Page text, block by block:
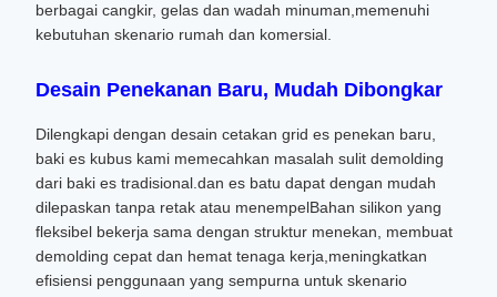
berbagai cangkir, gelas dan wadah minuman,memenuhi
kebutuhan skenario rumah dan komersial.
Desain Penekanan Baru, Mudah Dibongkar
Dilengkapi dengan desain cetakan grid es penekan baru,
baki es kubus kami memecahkan masalah sulit demolding
dari baki es tradisional.dan es batu dapat dengan mudah
dilepaskan tanpa retak atau menempelBahan silikon yang
fleksibel bekerja sama dengan struktur menekan, membuat
demolding cepat dan hemat tenaga kerja,meningkatkan
efisiensi penggunaan yang sempurna untuk skenario